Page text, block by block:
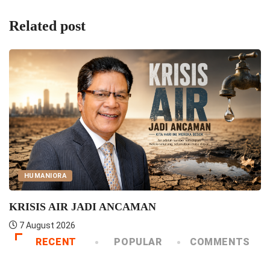
Related post
UNCATEGORIZED
Praeses Pimpin Rapat MPSD
RECENT POPULAR COMMENTS